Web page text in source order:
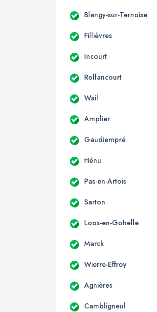
Blangy-sur-Ternoise
Fillièvres
Incourt
Rollancourt
Wail
Amplier
Gaudiempré
Hénu
Pas-en-Artois
Sarton
Loos-en-Gohelle
Marck
Wierre-Effroy
Agnières
Cambligneul